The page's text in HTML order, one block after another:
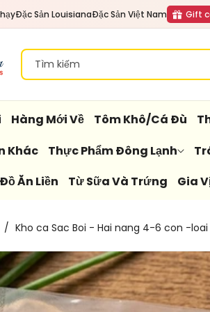
Đặc Sản LouisianaĐặc Sản Việt Nam Gift
Tìm kiếm
Hàng Mới Về Tôm Khô/Cá Đù
Khác
Thực Phẩm Đông Lạnh
Đồ Ăn Liền Từ Sữa Và Trứng Gia
/ Kho ca Sac Boi - Hai nang 4-6 con -